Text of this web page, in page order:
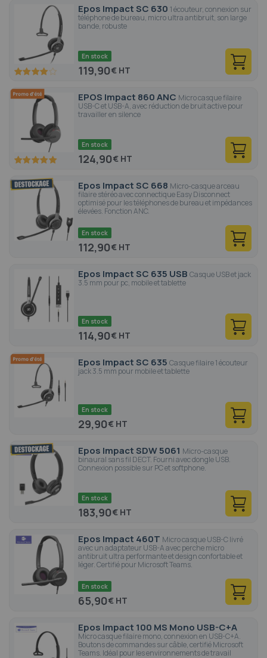
Epos Impact SC 630 1 écouteur, connexion sur
téléphone de bureau, micro ultra antibruit, son large
bande, robuste
80 100
En stock
119,90€
EPOS Impact 860 ANC Micro casque filaire
USB-C et USB-A, avec réduction de bruit active pour
travailler en silence
100 100
En stock
124,90€
Epos Impact SC 668 Micro-casque arceau
filaire stéréo avec connectique Easy Disconnect
optimisé pour les téléphones de bureau et impédances
élevées. Fonction ANC.
En stock
112,90€
Epos Impact SC 635 USB Casque USB et jack
3.5 mm pour pc, mobile et tablette
En stock
114,90€
Epos Impact SC 635 Casque filaire 1 écouteur
jack 3.5 mm pour mobile et tablette
En stock
29,90€
Epos Impact SDW 5061 Micro-casque
binaural sans fil DECT. Fourni avec dongle USB.
Connexion possible sur PC et softphone.
En stock
183,90€
Epos Impact 460T Micro casque USB-C livré
avec un adaptateur USB-A avec perche micro
antibruit ultra performante et design confortable et
léger. Certifié pour Microsoft Teams.
En stock
65,90€
Epos Impact 100 MS Mono USB-C+A
Micro casque filaire mono, connexion en USB-C+A.
Boutons de commandes sur câble, certifié Microsoft
Teams. Idéal pour les environnements de travail